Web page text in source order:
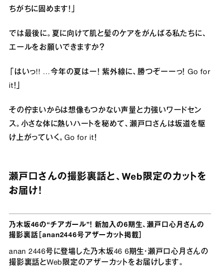
ちがちに固めます！」
では最後に。夏に向けて肌と髪のケアをがんばる私たちに、
エールをお願いできますか？
「はいっ!! …今年の夏はー！ 紫外線に、勝つぞーーっ！ Go for
it！」
その佇まいからは想像もつかない声量と力強いワードセン
ス。小さな体に熱いハートを秘めて、瀬戸口さんは坂道を駆
け上がっていく。Go for it！
瀬戸口さんの撮影裏話と、Web限定のカットを
お届け！
乃木坂46の“チアガール”！ 新加入の6期生、瀬戸口心月さんの
撮影裏話［anan2446号アザーカット掲載］
anan 2446号に登場した乃木坂46 6期生・瀬戸口心月さんの
撮影裏話とWeb限定のアザーカットをお届けします。